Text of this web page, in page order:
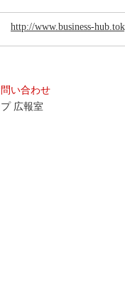
http://www.business-
い合わせ
広報室